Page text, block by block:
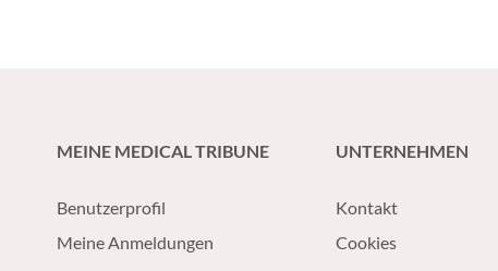
MEINE MEDICAL TRIBUNE
Benutzerprofil
Meine Anmeldungen
UNTERNEHMEN
Kontakt
Cookies